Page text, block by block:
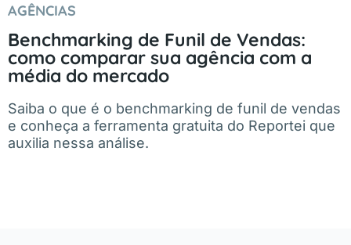
AGÊNCIAS
Benchmarking de Funil de Vendas:
como comparar sua agência com a
média do mercado
Saiba o que é o benchmarking de funil de vendas
e conheça a ferramenta gratuita do Reportei que
auxilia nessa análise.